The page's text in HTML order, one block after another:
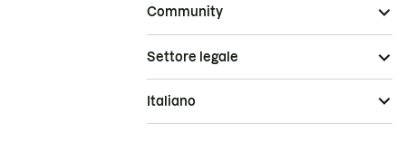
Community
Settore legale
Italiano